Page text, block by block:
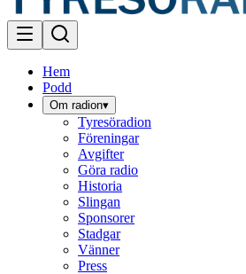
Hem
Podd
Om radion▾
Tyresöradion
Föreningar
Avgifter
Göra radio
Historia
Slingan
Sponsorer
Stadgar
Vänner
Press